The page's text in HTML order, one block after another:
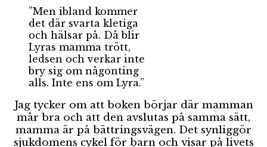
”Men ibland kommer
det där svarta kletiga
och hälsar på. Då blir
Lyras mamma trött,
ledsen och verkar inte
bry sig om någonting
alls. Inte ens om Lyra.”
Jag tycker om att boken börjar där mamman
mår bra och att den avslutas på samma sätt,
mamma är på bättringsvägen. Det synliggör
sjukdomens cykel för barn och visar på livets